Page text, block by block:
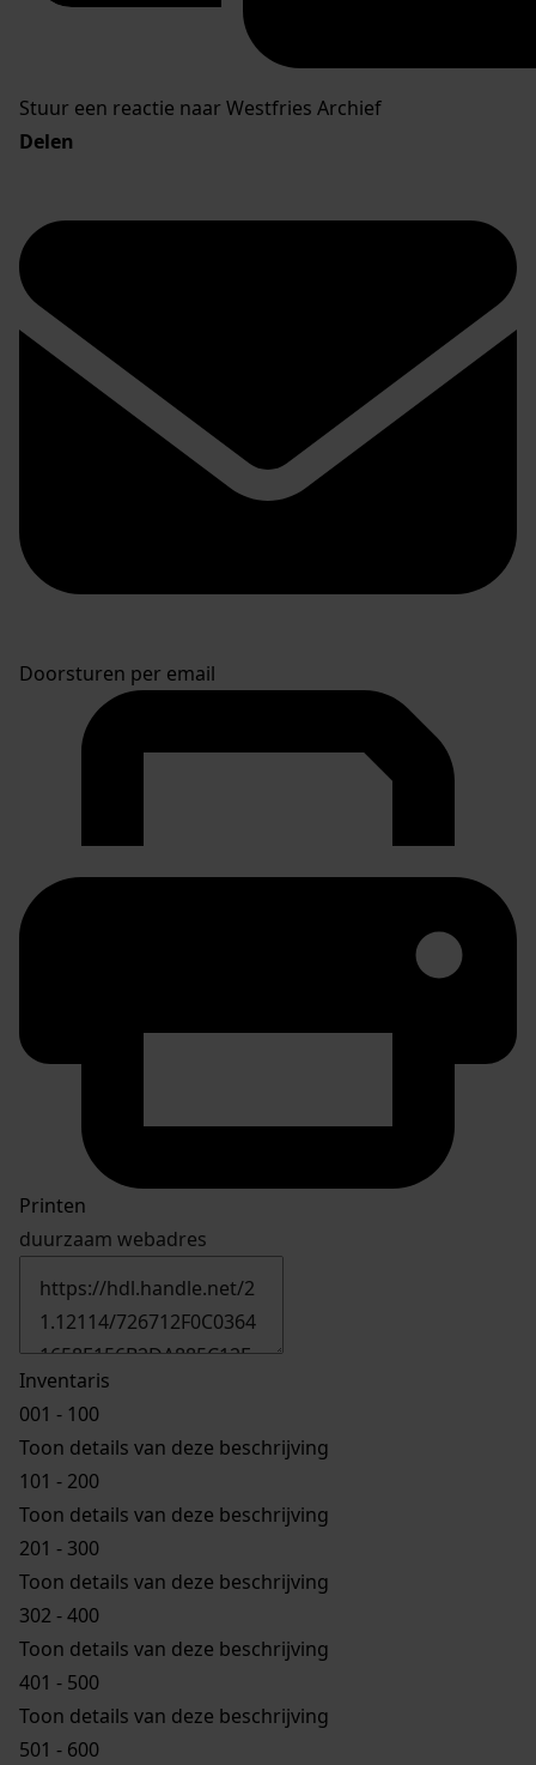
Stuur een reactie naar Westfries Archief
Delen
Doorsturen per email
Printen
duurzaam webadres
Inventaris
001 - 100
Toon details van deze beschrijving
101 - 200
Toon details van deze beschrijving
201 - 300
Toon details van deze beschrijving
302 - 400
Toon details van deze beschrijving
401 - 500
Toon details van deze beschrijving
501 - 600